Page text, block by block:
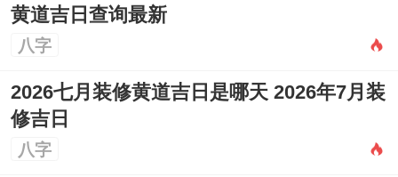
时）。
适合人群:适合有新项目启动、开业或计划变
动工作环境者，理发寓意着事业从头开始 鸿
运当头。
黄道吉日查询最新
八字
2026七月装修黄道吉日是哪天 2026年7月装
修吉日
八字